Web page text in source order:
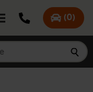
Bel LeaseLinq
Mijn
(0)